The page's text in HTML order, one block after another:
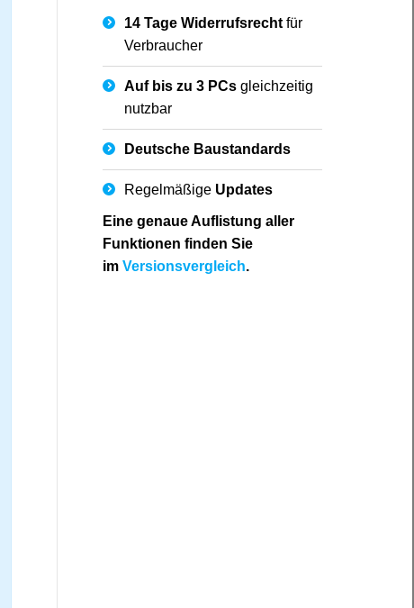
14 Tage Widerrufsrecht für
Verbraucher
Auf bis zu 3 PCs gleichzeitig
nutzbar
Deutsche Baustandards
Regelmäßige Updates
Eine genaue Auflistung aller
Funktionen finden Sie
im Versionsvergleich.